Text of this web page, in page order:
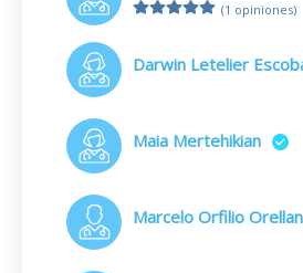
(1 opiniones)
Darwin Letelier
Maia Mertehikian
Marcelo Orfilio